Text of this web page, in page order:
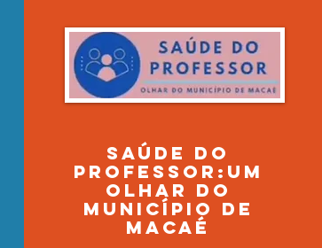
saúde do
professor:um
olhar do
município de
macaé